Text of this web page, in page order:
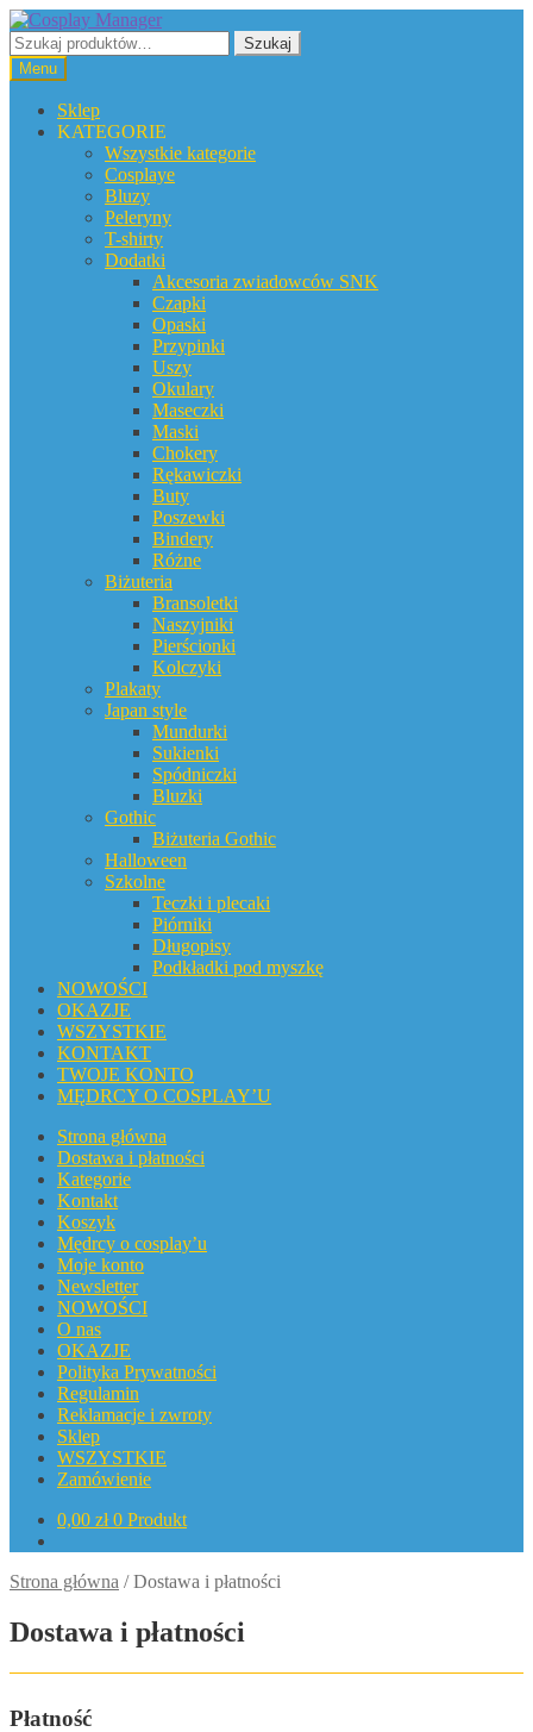
Przejdź
do
nawigacji
Przejdź
do
treści
Szukaj:
Szukaj
Menu
Sklep
KATEGORIE
Wszystkie kategorie
Cosplaye
Bluzy
Peleryny
T-shirty
Dodatki
Akcesoria zwiadowców SNK
Czapki
Opaski
Przypinki
Uszy
Okulary
Maseczki
Maski
Chokery
Rękawiczki
Buty
Poszewki
Bindery
Różne
Biżuteria
Bransoletki
Naszyjniki
Pierścionki
Kolczyki
Plakaty
Japan style
Mundurki
Sukienki
Spódniczki
Bluzki
Gothic
Biżuteria Gothic
Halloween
Szkolne
Teczki i plecaki
Piórniki
Długopisy
Podkładki pod myszkę
NOWOŚCI
OKAZJE
WSZYSTKIE
KONTAKT
TWOJE KONTO
MĘDRCY O COSPLAY’U
Strona główna
Dostawa i płatności
Kategorie
Kontakt
Koszyk
Mędrcy o cosplay’u
Moje konto
Newsletter
NOWOŚCI
O nas
OKAZJE
Polityka Prywatności
Regulamin
Reklamacje i zwroty
Sklep
WSZYSTKIE
Zamówienie
0,00 zł 0 Produkt
Strona główna /Dostawa i płatności
Dostawa i płatności
Płatność